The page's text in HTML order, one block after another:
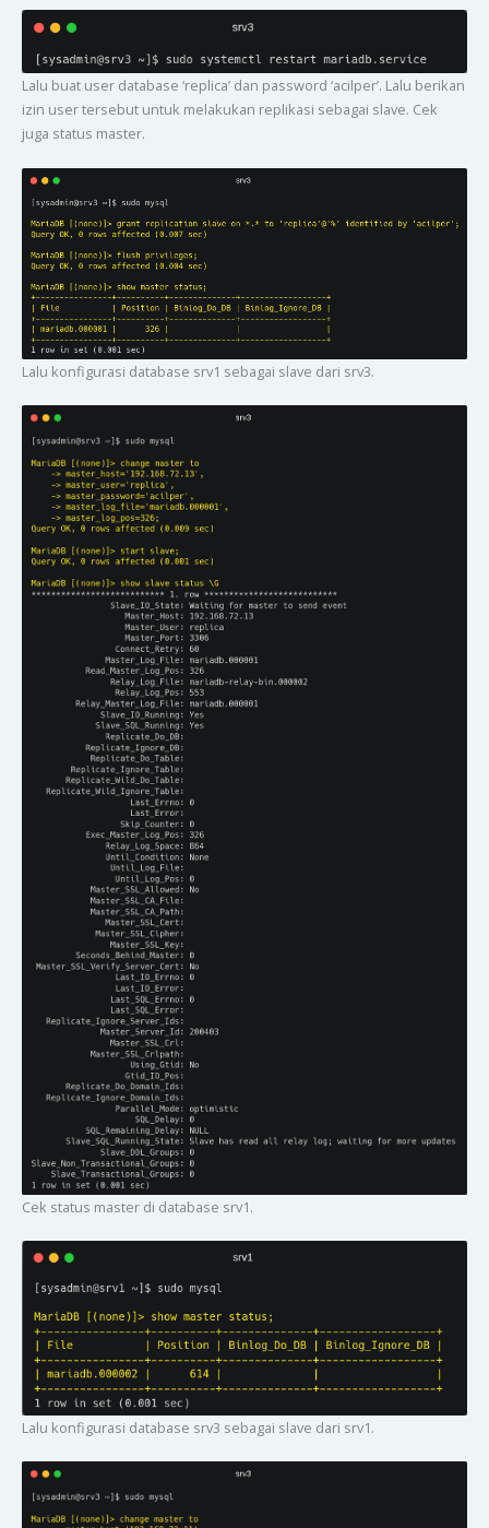
Lalu buat user database ‘replica’ dan password ‘acilper’. Lalu berikan
izin user tersebut untuk melakukan replikasi sebagai slave. Cek
juga status master.
Lalu konfigurasi database srv1 sebagai slave dari srv3.
Cek status master di database srv1.
Lalu konfigurasi database srv3 sebagai slave dari srv1.